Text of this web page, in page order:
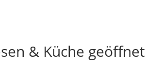
& Küche geöffnet